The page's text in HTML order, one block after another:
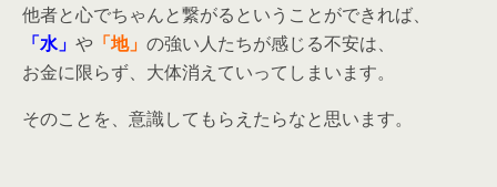
他者と心でちゃんと繋がるということができれば、
「水」 や 「地」 の強い人たちが感じる不安は、
お金に限らず、大体消えていってしまいます。
そのことを、意識してもらえたらなと思います。